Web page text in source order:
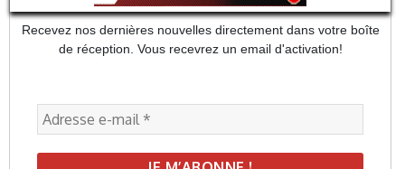
Recevez nos dernières nouvelles directement dans votre boîte
de réception. Vous recevrez un email d'activation!